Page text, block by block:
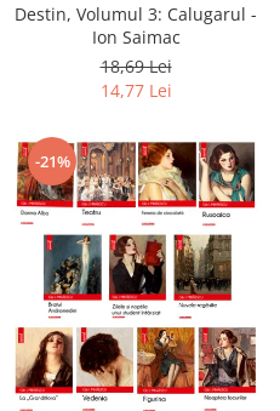
Destin, Volumul 3: Calugarul -
Ion Saimac
18,69 Lei
14,77 Lei
-21%